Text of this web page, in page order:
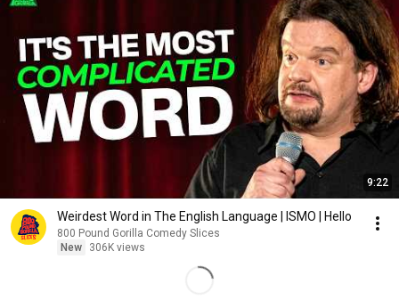
9:22
Weirdest Word in The English Language | ISMO | Hello
800 Pound Gorilla Comedy Slices
New
306K views